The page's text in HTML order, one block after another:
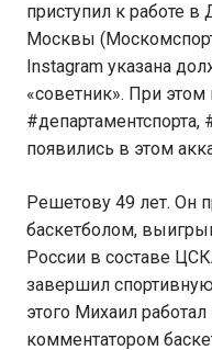
приступил к работе в
Москвы
Instagram указана
«советник». При
#департаментспорта,
появились в этом
Решетову 49 лет. Он
баскетболом,
России в составе
завершил
этого Михаил
комментатором